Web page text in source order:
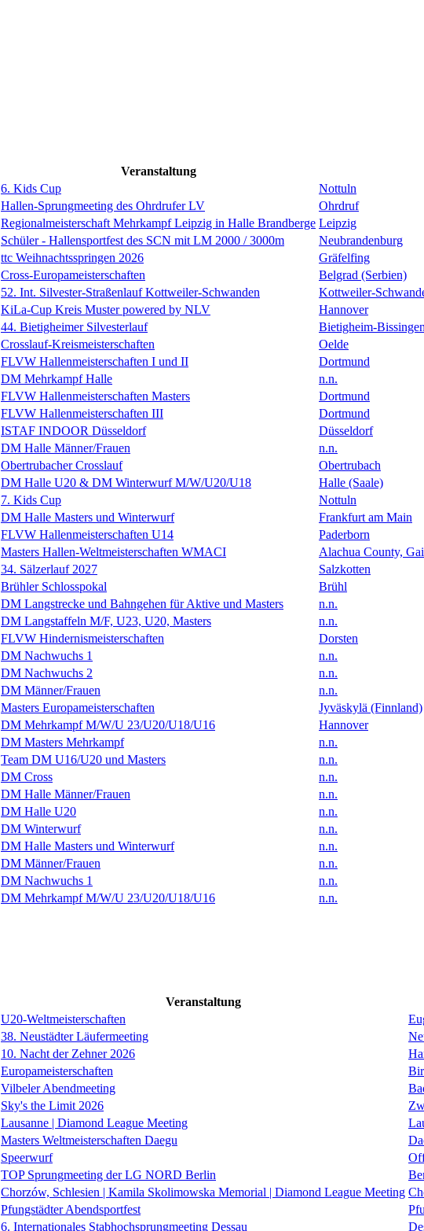
Veranstaltung
6. Kids Cup
Nottuln
Hallen-Sprungmeeting des Ohrdrufer LV
Ohrdruf
Regionalmeisterschaft Mehrkampf Leipzig in Halle Brandberge Leipzig
Schüler - Hallensportfest des SCN mit LM 2000 / 3000m
Neubrandenburg
ttc Weihnachtsspringen 2026
Gräfelfing
Cross-Europameisterschaften
Belgrad (Serbien)
52. Int. Silvester-Straßenlauf Kottweiler-Schwanden
Kottweiler-
KiLa-Cup Kreis Muster powered by NLV
Hannover
44. Bietigheimer Silvesterlauf
Bietigheim-
Crosslauf-Kreismeisterschaften
Oelde
FLVW Hallenmeisterschaften I und II
Dortmund
DM Mehrkampf Halle
n.n.
FLVW Hallenmeisterschaften Masters
Dortmund
FLVW Hallenmeisterschaften III
Dortmund
ISTAF INDOOR Düsseldorf
Düsseldorf
DM Halle Männer/Frauen
n.n.
Obertrubacher Crosslauf
Obertrubach
DM Halle U20 & DM Winterwurf M/W/U20/U18
Halle (Saale)
7. Kids Cup
Nottuln
DM Halle Masters und Winterwurf
Frankfurt am Main
FLVW Hallenmeisterschaften U14
Paderborn
Masters Hallen-Weltmeisterschaften WMACI
Alachua County,
34. Sälzerlauf 2027
Salzkotten
Brühler Schlosspokal
Brühl
DM Langstrecke und Bahngehen für Aktive und Masters
n.n.
DM Langstaffeln M/F, U23, U20, Masters
n.n.
FLVW Hindernismeisterschaften
Dorsten
DM Nachwuchs 1
n.n.
DM Nachwuchs 2
n.n.
DM Männer/Frauen
n.n.
Masters Europameisterschaften
Jyväskylä (Finnland)
DM Mehrkampf M/W/U 23/U20/U18/U16
Hannover
DM Masters Mehrkampf
n.n.
Team DM U16/U20 und Masters
n.n.
DM Cross
n.n.
DM Halle Männer/Frauen
n.n.
DM Halle U20
n.n.
DM Winterwurf
n.n.
DM Halle Masters und Winterwurf
n.n.
DM Männer/Frauen
n.n.
DM Nachwuchs 1
n.n.
DM Mehrkampf M/W/U 23/U20/U18/U16 n.n.
Veranstaltung
U20-Weltmeisterschaften
38. Neustädter Läufermeeting
10. Nacht der Zehner 2026
Europameisterschaften
Vilbeler Abendmeeting
Sky's the Limit 2026
Lausanne | Diamond League Meeting
Masters Weltmeisterschaften Daegu
Speerwurf
TOP Sprungmeeting der LG NORD Berlin
Chorzów, Schlesien | Kamila Skolimowska Memorial | Diamond League Meeting
Pfungstädter Abendsportfest
6. Internationales Stabhochsprungmeeting Dessau